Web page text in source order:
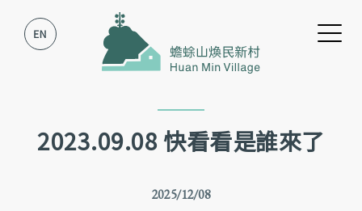
2023.09.08 快看看是誰來了
2025/12/08